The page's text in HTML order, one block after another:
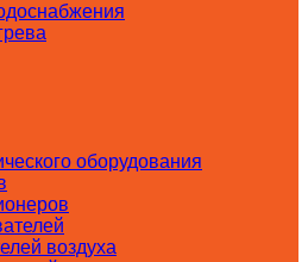
оборудования
воздуха